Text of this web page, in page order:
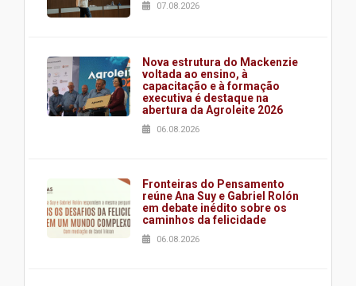
07.08.2026
Nova estrutura do Mackenzie
voltada ao ensino, à
capacitação e à formação
executiva é destaque na
abertura da Agroleite 2026
06.08.2026
Fronteiras do Pensamento
reúne Ana Suy e Gabriel Rolón
em debate inédito sobre os
caminhos da felicidade
06.08.2026